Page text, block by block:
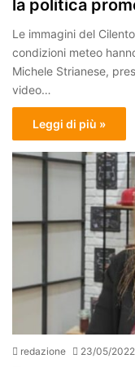
la politica
Le immagini del
condizioni meteo
Michele Strianese,
video…
Leggi di più »
redazione 23/05/2022